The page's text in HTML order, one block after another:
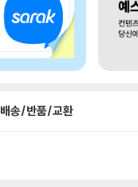
배송/반품/교환